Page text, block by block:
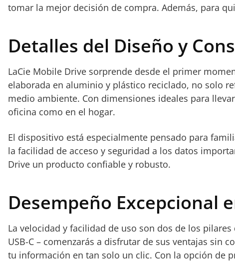
tomar la mejor decisión de compra. Además, para
Detalles del Diseño y
LaCie Mobile Drive sorprende desde el primer
elaborada en aluminio y plástico reciclado, no solo
medio ambiente. Con dimensiones ideales para
oficina como en el hogar.
El dispositivo está especialmente pensado para
la facilidad de acceso y seguridad a los datos
Drive un producto confiable y robusto.
Desempeño Excepcional
La velocidad y facilidad de uso son dos de los
USB-C – comenzarás a disfrutar de sus ventajas sin
tu información en tan solo un clic. Con la opción de